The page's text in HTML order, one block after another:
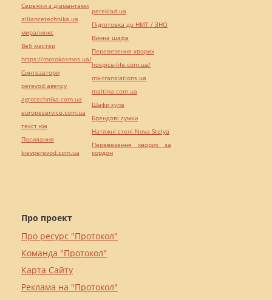
Про проект
Про ресурс "Протокол"
Команда "Протокол"
Карта Сайту
Реклама на "Протокол"
Сережки з діамантами
alliancetechnika.ua
миралинкс
Веб мастер
https://motokosmos.ua/
Синтезатори
perevod.agency
agrotechnika.com.ua
europeservice.com.ua
текст юа
Посилання
kievperevod.com.ua
pereklad.ua
Підготовка до НМТ / ЗНО
Винна шафа
Перевезення хворих
hospice-life.com.ua/
mk-translations.ua
maltina.com.ua
Шафи купе
Брендові сумки
Натяжні стелі Nova Stelya
Перевезення хворих за
кордон